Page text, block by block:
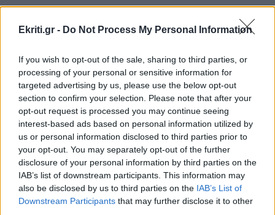
Ekriti.gr - Do Not Process My Personal Information
If you wish to opt-out of the sale, sharing to third parties, or
processing of your personal or sensitive information for
targeted advertising by us, please use the below opt-out
section to confirm your selection. Please note that after your
opt-out request is processed you may continue seeing
interest-based ads based on personal information utilized by
us or personal information disclosed to third parties prior to
your opt-out. You may separately opt-out of the further
disclosure of your personal information by third parties on the
IAB’s list of downstream participants. This information may
also be disclosed by us to third parties on the IAB’s List of
Downstream Participants that may further disclose it to other
την Ένωση Ηρακλείου – Πρεμιέρα στις 21
Αυγούστου
19:19
ΚΟΣΜΟΣ
Ινδία: Φονικές πλημμύρες και μεγάλες
καταστροφές – Τουλάχιστον 97 νεκροί
19:08
ΕΛΛΑΔΑ
Διαρρήκτες πήραν από αυτοκίνητο
αντικείμενα αξίας άνω των 19.000 ευρώ
19:00
GOSSIP - LIFESTYLE
ΠΕΡΙΣΣΟΤΕΡΑ
ΚΡΗΤΗ
Κρήτη: Σοβαρή καταγγελία -
Τουρίστας φέρεται να ζήτησε «τιμή»
για ανήλικη